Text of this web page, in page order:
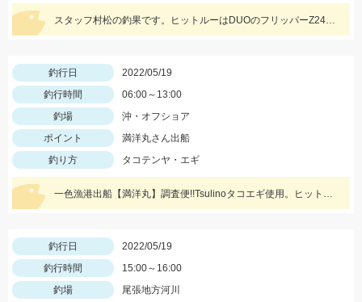
スタッフ村松の釣果です。ヒットルーはDUOのフリッパーZ24gヒラメキャンディ！
釣行日
2022/05/19
釣行時間
06:00～13:00
釣場
沖・オフショア
ポイント
満洋丸さん出船
釣り方
タコテンヤ・エギ
一色漁港出船【満洋丸】調査便!!Tsulinoタコエギ使用。ヒットカラーはホワイト・レッド
釣行日
2022/05/19
釣行時間
15:00～16:00
釣場
尾張地方河川